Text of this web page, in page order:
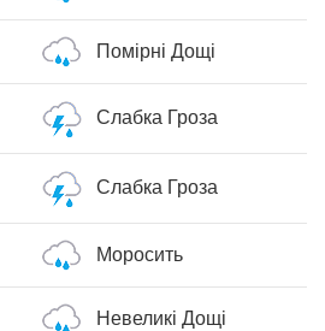
Помірні Дощі
Слабка Гроза
Слабка Гроза
Моросить
Невеликі Дощі